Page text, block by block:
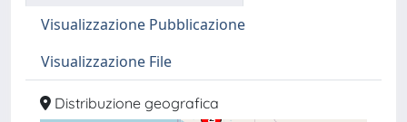
Visualizzazione Pubblicazione
Visualizzazione File
Distribuzione geografica